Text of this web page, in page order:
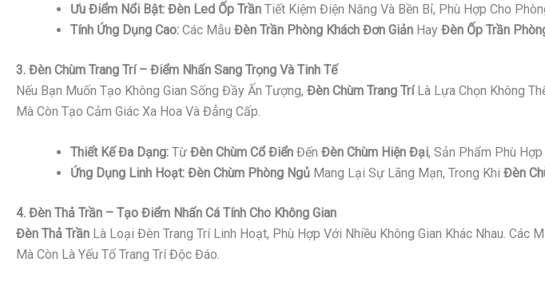
Ưu Điểm Nổi Bật: Đèn Led Ốp Trần Tiết Kiệm Điện Năng Và Bền Bỉ, Phù Hợp Cho
Tính Ứng Dụng Cao: Các Mẫu Đèn Trần Phòng Khách Đơn Giản Hay Đèn Ốp Trần
3. Đèn Chùm Trang Trí – Điểm Nhấn Sang Trọng Và Tinh Tế
Nếu Bạn Muốn Tạo Không Gian Sống Đầy Ấn Tượng, Đèn Chùm Trang TríLà Lựa Chọn Không
Mà Còn Tạo Cảm Giác Xa Hoa Và Đẳng Cấp.
Thiết Kế Đa Dạng: Từ Đèn Chùm Cổ Điển Đến Đèn Chùm Hiện Đại, Sản Phẩm Phù
Ứng Dụng Linh Hoạt: Đèn Chùm Phòng Ngủ Mang Lại Sự Lãng Mạn, Trong Khi Đèn
4. Đèn Thả Trần – Tạo Điểm Nhấn Cá Tính Cho Không Gian
Đèn Thả Trần Là Loại Đèn Trang Trí Linh Hoạt, Phù Hợp Với Nhiều Không Gian Khác Nhau. Các
Mà Còn Là Yếu Tố Trang Trí Độc Đáo.